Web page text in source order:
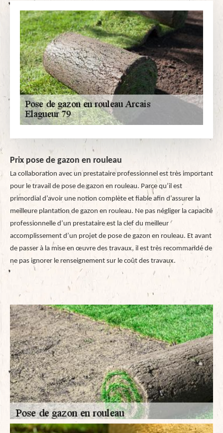
Prix pose de gazon en rouleau
La collaboration avec un prestataire professionnel est très important
pour le travail de pose de gazon en rouleau. Parce qu’il est
primordial d’avoir une notion complète et fiable afin d’assurer la
meilleure plantation de gazon en rouleau. Ne pas négliger la capacité
professionnelle d’un prestataire est la clef du meilleur
accomplissement d’un projet de pose de gazon en rouleau. Et avant
de passer à la mise en œuvre des travaux, il est très recommandé de
ne pas ignorer le renseignement sur le coût des travaux.